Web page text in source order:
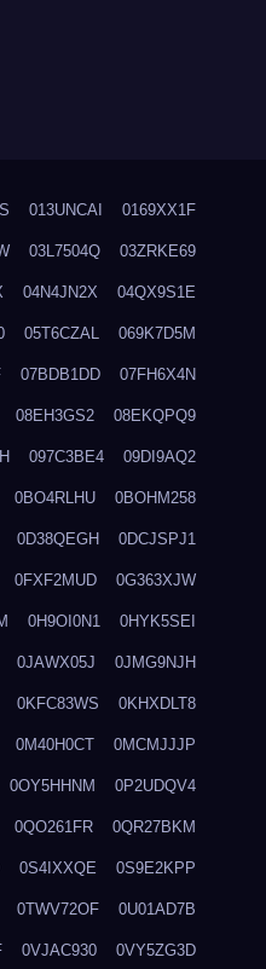
013UNCAI 0169XX1F
03L7504Q 03ZRKE69
04N4JN2X 04QX9S1E
05T6CZAL 069K7D5M
07BDB1DD 07FH6X4N
08EH3GS2 08EKQPQ9
097C3BE4 09DI9AQ2
0BO4RLHU 0BOHM258
0D38QEGH 0DCJSPJ1
0FXF2MUD 0G363XJW
0H9OI0N1 0HYK5SEI
0JAWX05J 0JMG9NJH
0KFC83WS 0KHXDLT8
0M40H0CT 0MCMJJJP
0OY5HHNM 0P2UDQV4
0QO261FR 0QR27BKM
0S4IXXQE 0S9E2KPP
0TWV72OF 0U01AD7B
0VJAC930 0VY5ZG3D